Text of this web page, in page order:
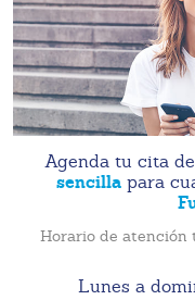
Agenda tu cita
sencilla para
Horario de atención
Lunes a